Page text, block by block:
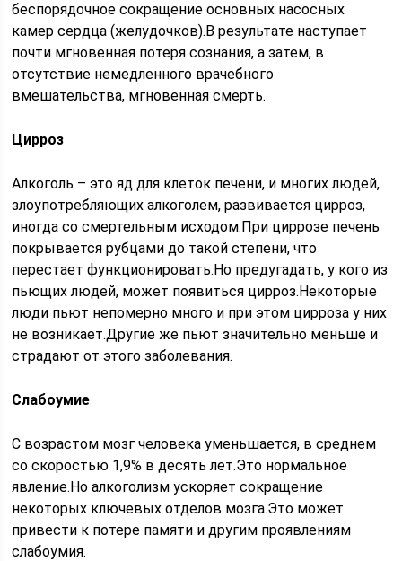
беспорядочное сокращение основных насосных
камер сердца (желудочков).В результате наступает
почти мгновенная потеря сознания, а затем, в
отсутствие немедленного врачебного
вмешательства, мгновенная смерть.
Цирроз
Алкоголь – это яд для клеток печени, и многих людей,
злоупотребляющих алкоголем, развивается цирроз,
иногда со смертельным исходом.При циррозе печень
покрывается рубцами до такой степени, что
перестает функционировать.Но предугадать, у кого из
пьющих людей, может появиться цирроз.Некоторые
люди пьют непомерно много и при этом цирроза у них
не возникает.Другие же пьют значительно меньше и
страдают от этого заболевания.
Слабоумие
С возрастом мозг человека уменьшается, в среднем
со скоростью 1,9% в десять лет.Это нормальное
явление.Но алкоголизм ускоряет сокращение
некоторых ключевых отделов мозга.Это может
привести к потере памяти и другим проявлениям
слабоумия.